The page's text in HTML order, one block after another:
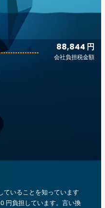
88,844 円
会社負担税金額
ていることを知っています
負担しています。言い換